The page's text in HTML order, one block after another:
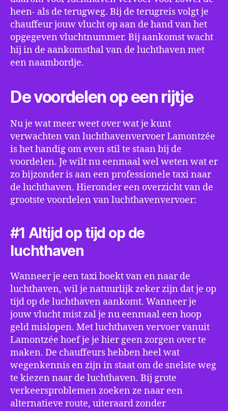
heen- als de terugweg. Bij de terugreis volgt je
chauffeur jouw vlucht op aan de hand van het
opgegeven vluchtnummer. Bij aankomst wacht
hij in de aankomsthal van de luchthaven met
een naambordje.
De voordelen op een rijtje
Nu je wat meer weet over wat je kunt
verwachten van luchthavenvervoer Lamontzée
is het handig om even stil te staan bij de
voordelen. Je wilt nu eenmaal wel weten wat er
zo bijzonder is aan een professionele taxi naar
de luchthaven. Hieronder een overzicht van de
grootste voordelen van luchthavenvervoer:
#1 Altijd op tijd op de
luchthaven
Wanneer je een taxi boekt van en naar de
luchthaven, wil je natuurlijk zeker zijn dat je op
tijd op de luchthaven aankomt. Wanneer je
jouw vlucht mist zal je nu eenmaal een hoop
geld mislopen. Met luchthaven vervoer vanuit
Lamontzée hoef je je hier geen zorgen over te
maken. De chauffeurs hebben heel wat
wegenkennis en zijn in staat om de snelste weg
te kiezen naar de luchthaven. Bij grote
verkeersproblemen zoeken ze naar een
alternatieve route, uiteraard zonder